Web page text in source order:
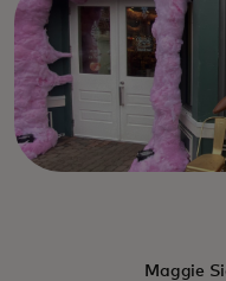
Maggie